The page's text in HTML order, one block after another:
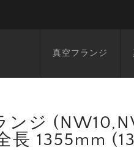
真空フランジ
ンジ
長 1355mm